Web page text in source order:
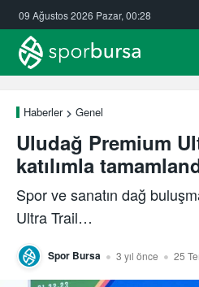
09 Ağustos 2026 Pazar, 00:28
Haberler Genel
Uludağ Premium
katılımla
Spor ve sanatın dağ
Ultra Trail…
Spor Bursa 3 yıl önce 25